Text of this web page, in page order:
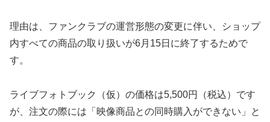
理由は、ファンクラブの運営形態の変更に伴い、ショップ
内すべての商品の取り扱いが6月15日に終了するためで
す。
ライブフォトブック（仮）の価格は5,500円（税込）です
が、注文の際には「映像商品との同時購入ができない」と